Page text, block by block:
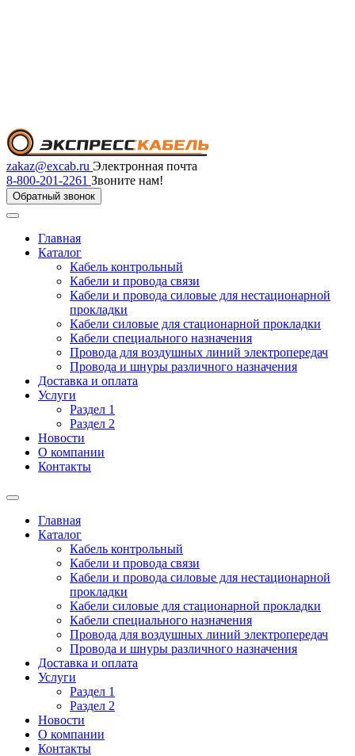
zakaz@excab.ru Электронная почта
8-800-201-2261 Звоните нам!
Обратный звонок
Главная
Каталог
Кабель контрольный
Кабели и провода связи
Кабели и провода силовые для нестационарной
прокладки
Кабели силовые для стационарной прокладки
Кабели специального назначения
Провода для воздушных линий электропередач
Провода и шнуры различного назначения
Доставка и оплата
Услуги
Раздел 1
Раздел 2
Новости
О компании
Контакты
Главная
Каталог
Кабель контрольный
Кабели и провода связи
Кабели и провода силовые для нестационарной
прокладки
Кабели силовые для стационарной прокладки
Кабели специального назначения
Провода для воздушных линий электропередач
Провода и шнуры различного назначения
Доставка и оплата
Услуги
Раздел 1
Раздел 2
Новости
О компании
Контакты